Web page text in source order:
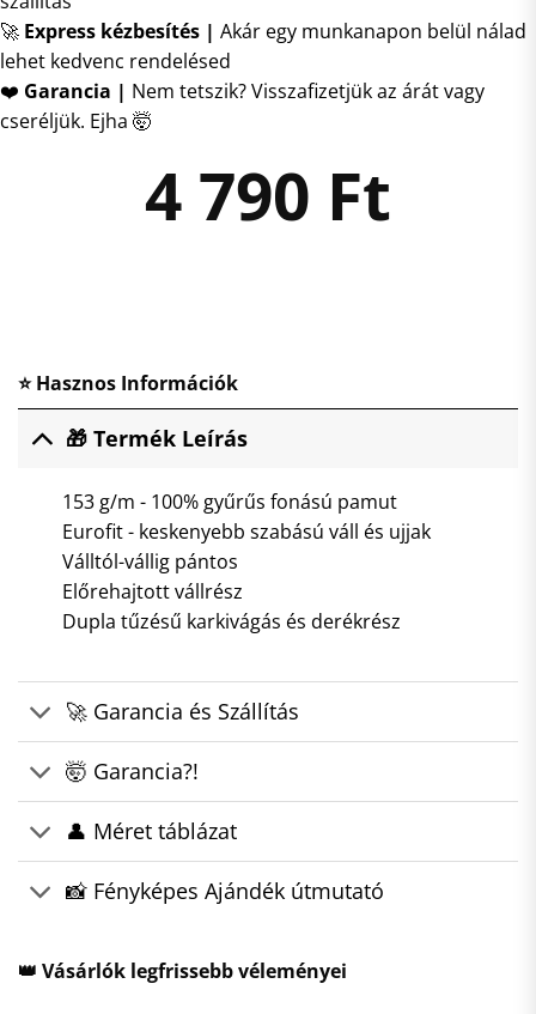
🚀 Express kézbesítés | Akár egy munkanapon belül nálad
lehet kedvenc rendelésed
❤️ Garancia | Nem tetszik? Visszafizetjük az árát vagy
cseréljük. Ejha 🤯
4 790 Ft
⭐ Hasznos Információk
🎁 Termék Leírás
153 g/m - 100% gyűrűs fonású pamut
Eurofit - keskenyebb szabású váll és ujjak
Válltól-vállig pántos
Előrehajtott vállrész
Dupla tűzésű karkivágás és derékrész
🚀 Garancia és Szállítás
🤯 Garancia?!
👤 Méret táblázat
📸 Fényképes Ajándék útmutató
👑 Vásárlók legfrissebb véleményei